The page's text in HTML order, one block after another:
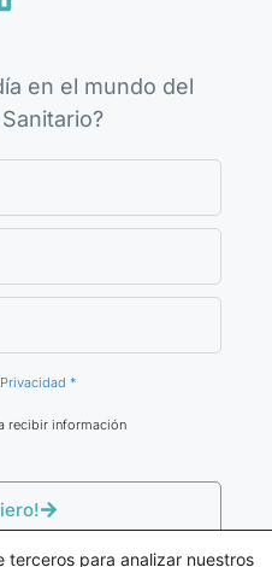
en el mundo del
*
recibir información
terceros para analizar nuestros